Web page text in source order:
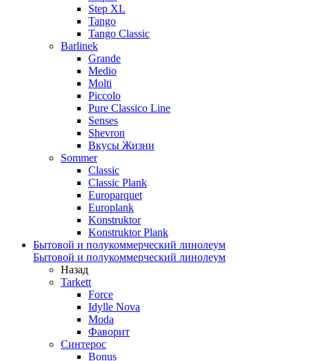
Step XL
Tango
Tango Classic
Barlinek
Grande
Medio
Molti
Piccolo
Pure Classico Line
Senses
Shevron
Вкусы Жизни
Sommer
Classic
Classic Plank
Europarquet
Europlank
Konstruktor
Konstruktor Plank
Бытовой и полукоммерческий линолеум
Бытовой и полукоммерческий линолеум
Назад
Tarkett
Force
Idylle Nova
Moda
Фаворит
Синтерос
Bonus